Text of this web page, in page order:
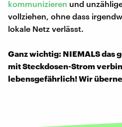
kommunizieren und
vollziehen, ohne dass
lokale Netz verlässt.
Ganz wichtig: NIEMALS das
mit Steckdosen-Strom
lebensgefährlich! Wir